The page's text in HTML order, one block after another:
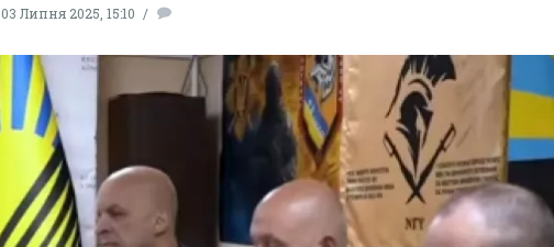
03 Липня 2025, 15:10